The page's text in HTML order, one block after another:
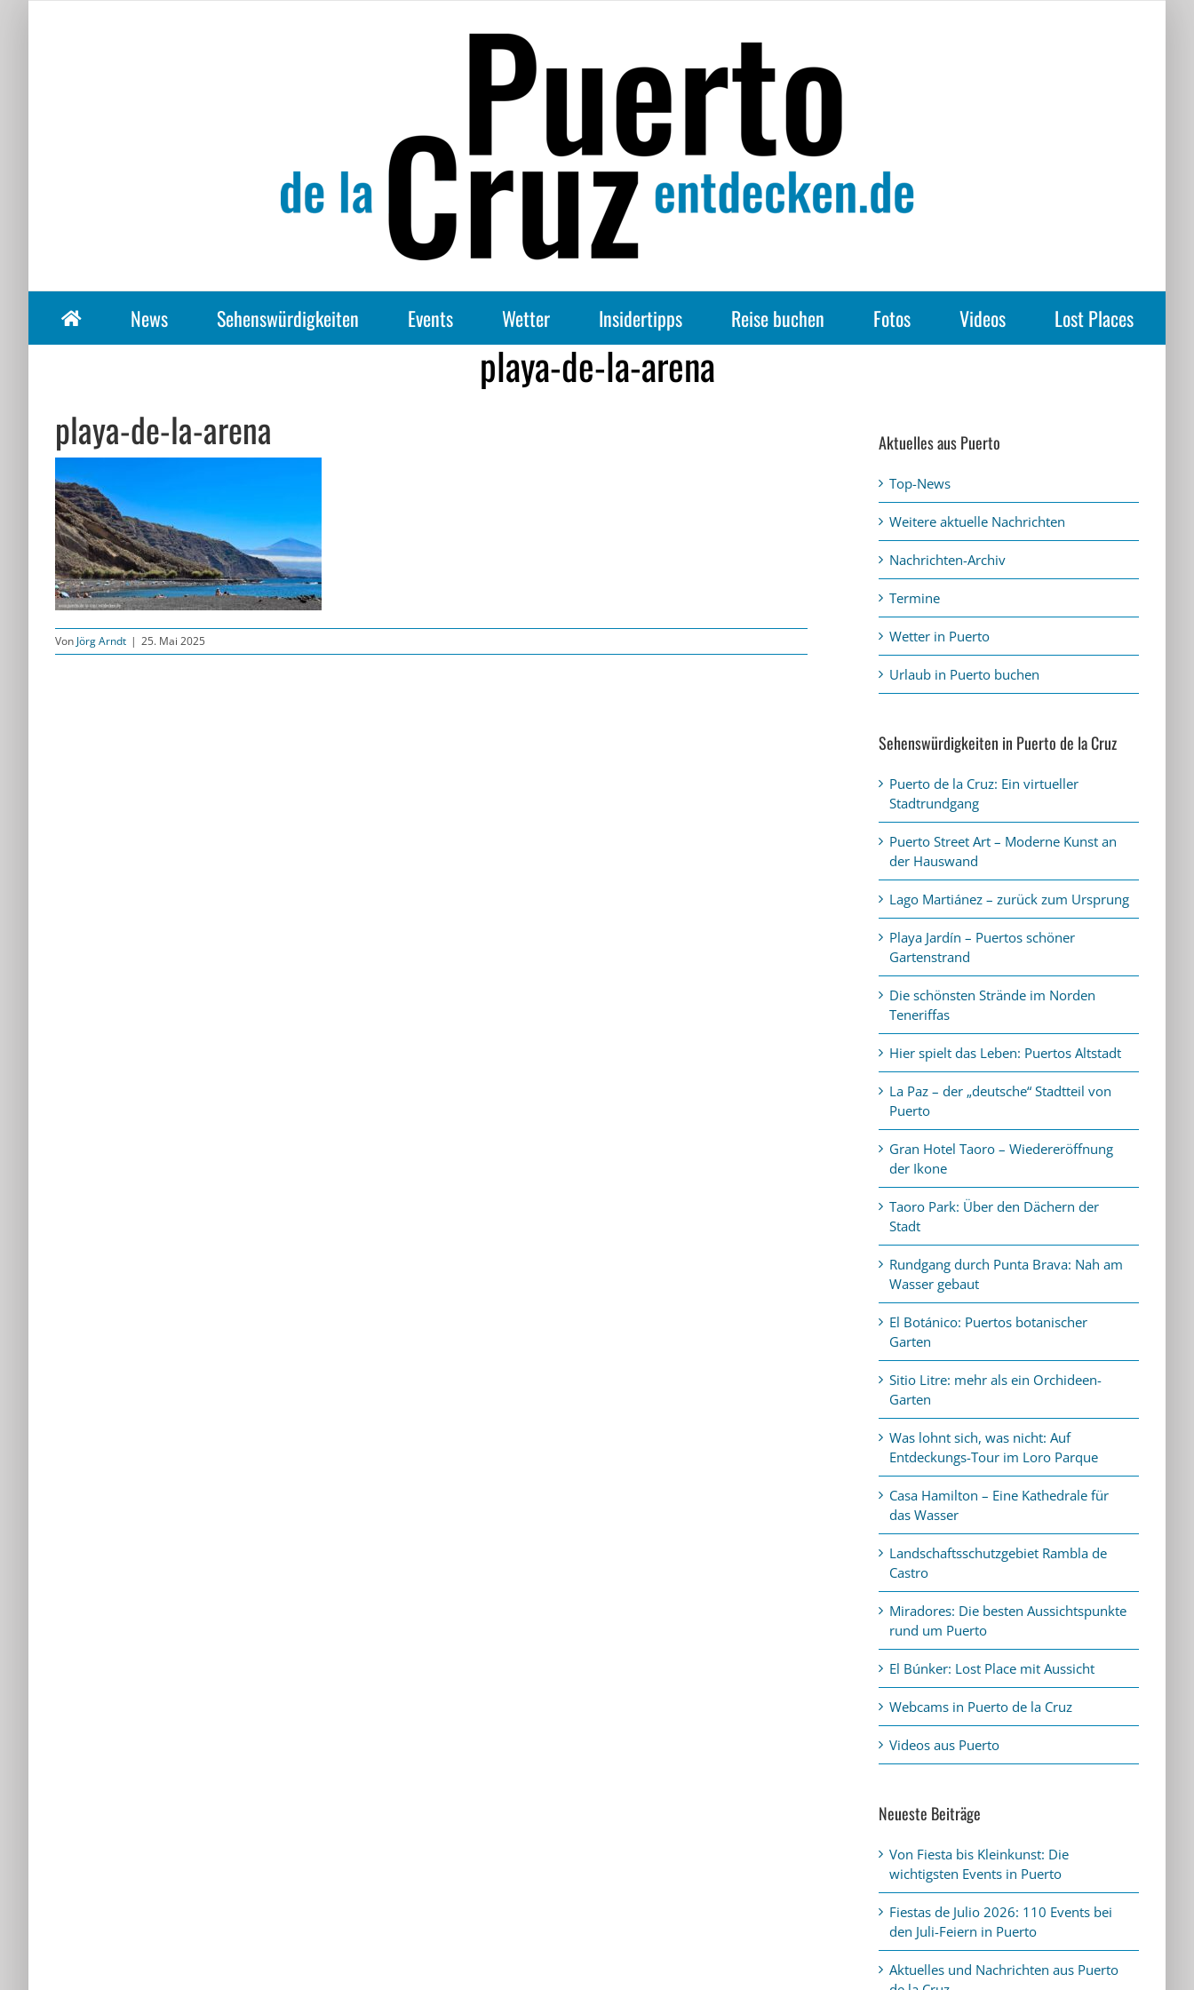
News Sehenswürdigkeiten Events Wetter Insidertipps Reise buchen Fotos Videos Lost Places
playa-de-la-arena
playa-de-la-arena
Von Jörg Arndt | 25. Mai 2025
Aktuelles aus Puerto
Top-News
Weitere aktuelle Nachrichten
Nachrichten-Archiv
Termine
Wetter in Puerto
Urlaub in Puerto buchen
Sehenswürdigkeiten in Puerto de la Cruz
Puerto de la Cruz: Ein virtueller
Stadtrundgang
Puerto Street Art – Moderne Kunst an
der Hauswand
Lago Martiánez – zurück zum Ursprung
Playa Jardín – Puertos schöner
Gartenstrand
Die schönsten Strände im Norden
Teneriffas
Hier spielt das Leben: Puertos Altstadt
La Paz – der „deutsche“ Stadtteil von
Puerto
Gran Hotel Taoro – Wiedereröffnung
der Ikone
Taoro Park: Über den Dächern der
Stadt
Rundgang durch Punta Brava: Nah am
Wasser gebaut
El Botánico: Puertos botanischer
Garten
Sitio Litre: mehr als ein Orchideen-
Garten
Was lohnt sich, was nicht: Auf
Entdeckungs-Tour im Loro Parque
Casa Hamilton – Eine Kathedrale für
das Wasser
Landschaftsschutzgebiet Rambla de
Castro
Miradores: Die besten Aussichtspunkte
rund um Puerto
El Búnker: Lost Place mit Aussicht
Webcams in Puerto de la Cruz
Videos aus Puerto
Neueste Beiträge
Von Fiesta bis Kleinkunst: Die
wichtigsten Events in Puerto
Fiestas de Julio 2026: 110 Events bei
den Juli-Feiern in Puerto
Aktuelles und Nachrichten aus Puerto